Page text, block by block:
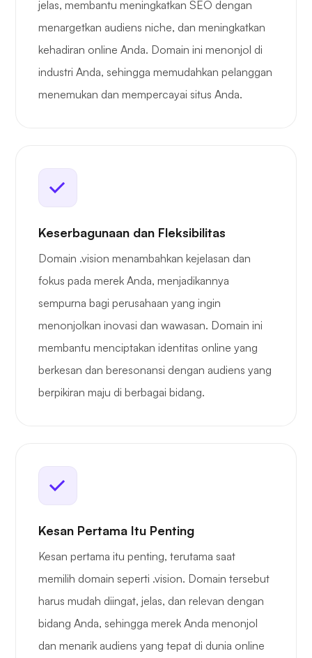
jelas, membantu meningkatkan SEO dengan
menargetkan audiens niche, dan meningkatkan
kehadiran online Anda. Domain ini menonjol di
industri Anda, sehingga memudahkan pelanggan
menemukan dan mempercayai situs Anda.
Keserbagunaan dan Fleksibilitas
Domain .vision menambahkan kejelasan dan
fokus pada merek Anda, menjadikannya
sempurna bagi perusahaan yang ingin
menonjolkan inovasi dan wawasan. Domain ini
membantu menciptakan identitas online yang
berkesan dan beresonansi dengan audiens yang
berpikiran maju di berbagai bidang.
Kesan Pertama Itu Penting
Kesan pertama itu penting, terutama saat
memilih domain seperti .vision. Domain tersebut
harus mudah diingat, jelas, dan relevan dengan
bidang Anda, sehingga merek Anda menonjol
dan menarik audiens yang tepat di dunia online